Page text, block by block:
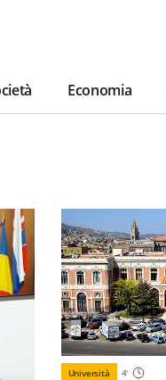
Economia
Università 4'